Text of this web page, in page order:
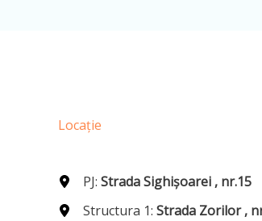
Locație
PJ: Strada Sighișoarei , nr.15
Structura 1: Strada Zorilor ,